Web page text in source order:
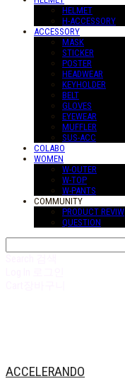
HELMET
H-ACCESSORY
ACCESSORY
MASK
STICKER
POSTER
HEADWEAR
KEYHOLDER
BELT
GLOVES
EYEWEAR
MUFFLER
SUS-ACC
COLABO
WOMEN
W-OUTER
W-TOP
W-PANTS
COMMUNITY
PRODUCT REVIW
QUESTION
ACCELERANDO